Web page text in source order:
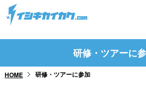
トップページ
研修・ツアーに
HOME 研修・ツアーに参加